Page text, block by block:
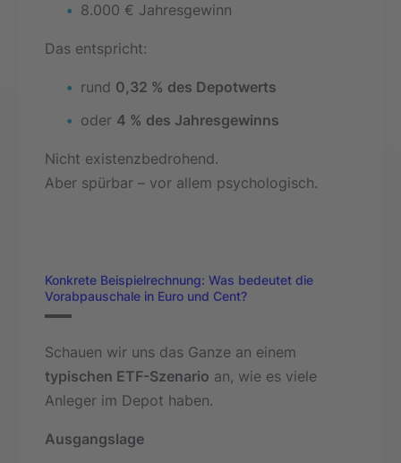
8.000 € Jahresgewinn
Das entspricht:
rund 0,32 % des Depotwerts
oder 4 % des Jahresgewinns
Nicht existenzbedrohend.
Aber spürbar – vor allem psychologisch.
Konkrete Beispielrechnung: Was bedeutet die
Vorabpauschale in Euro und Cent?
Schauen wir uns das Ganze an einem
typischen ETF-Szenario an, wie es viele
Anleger im Depot haben.
Ausgangslage